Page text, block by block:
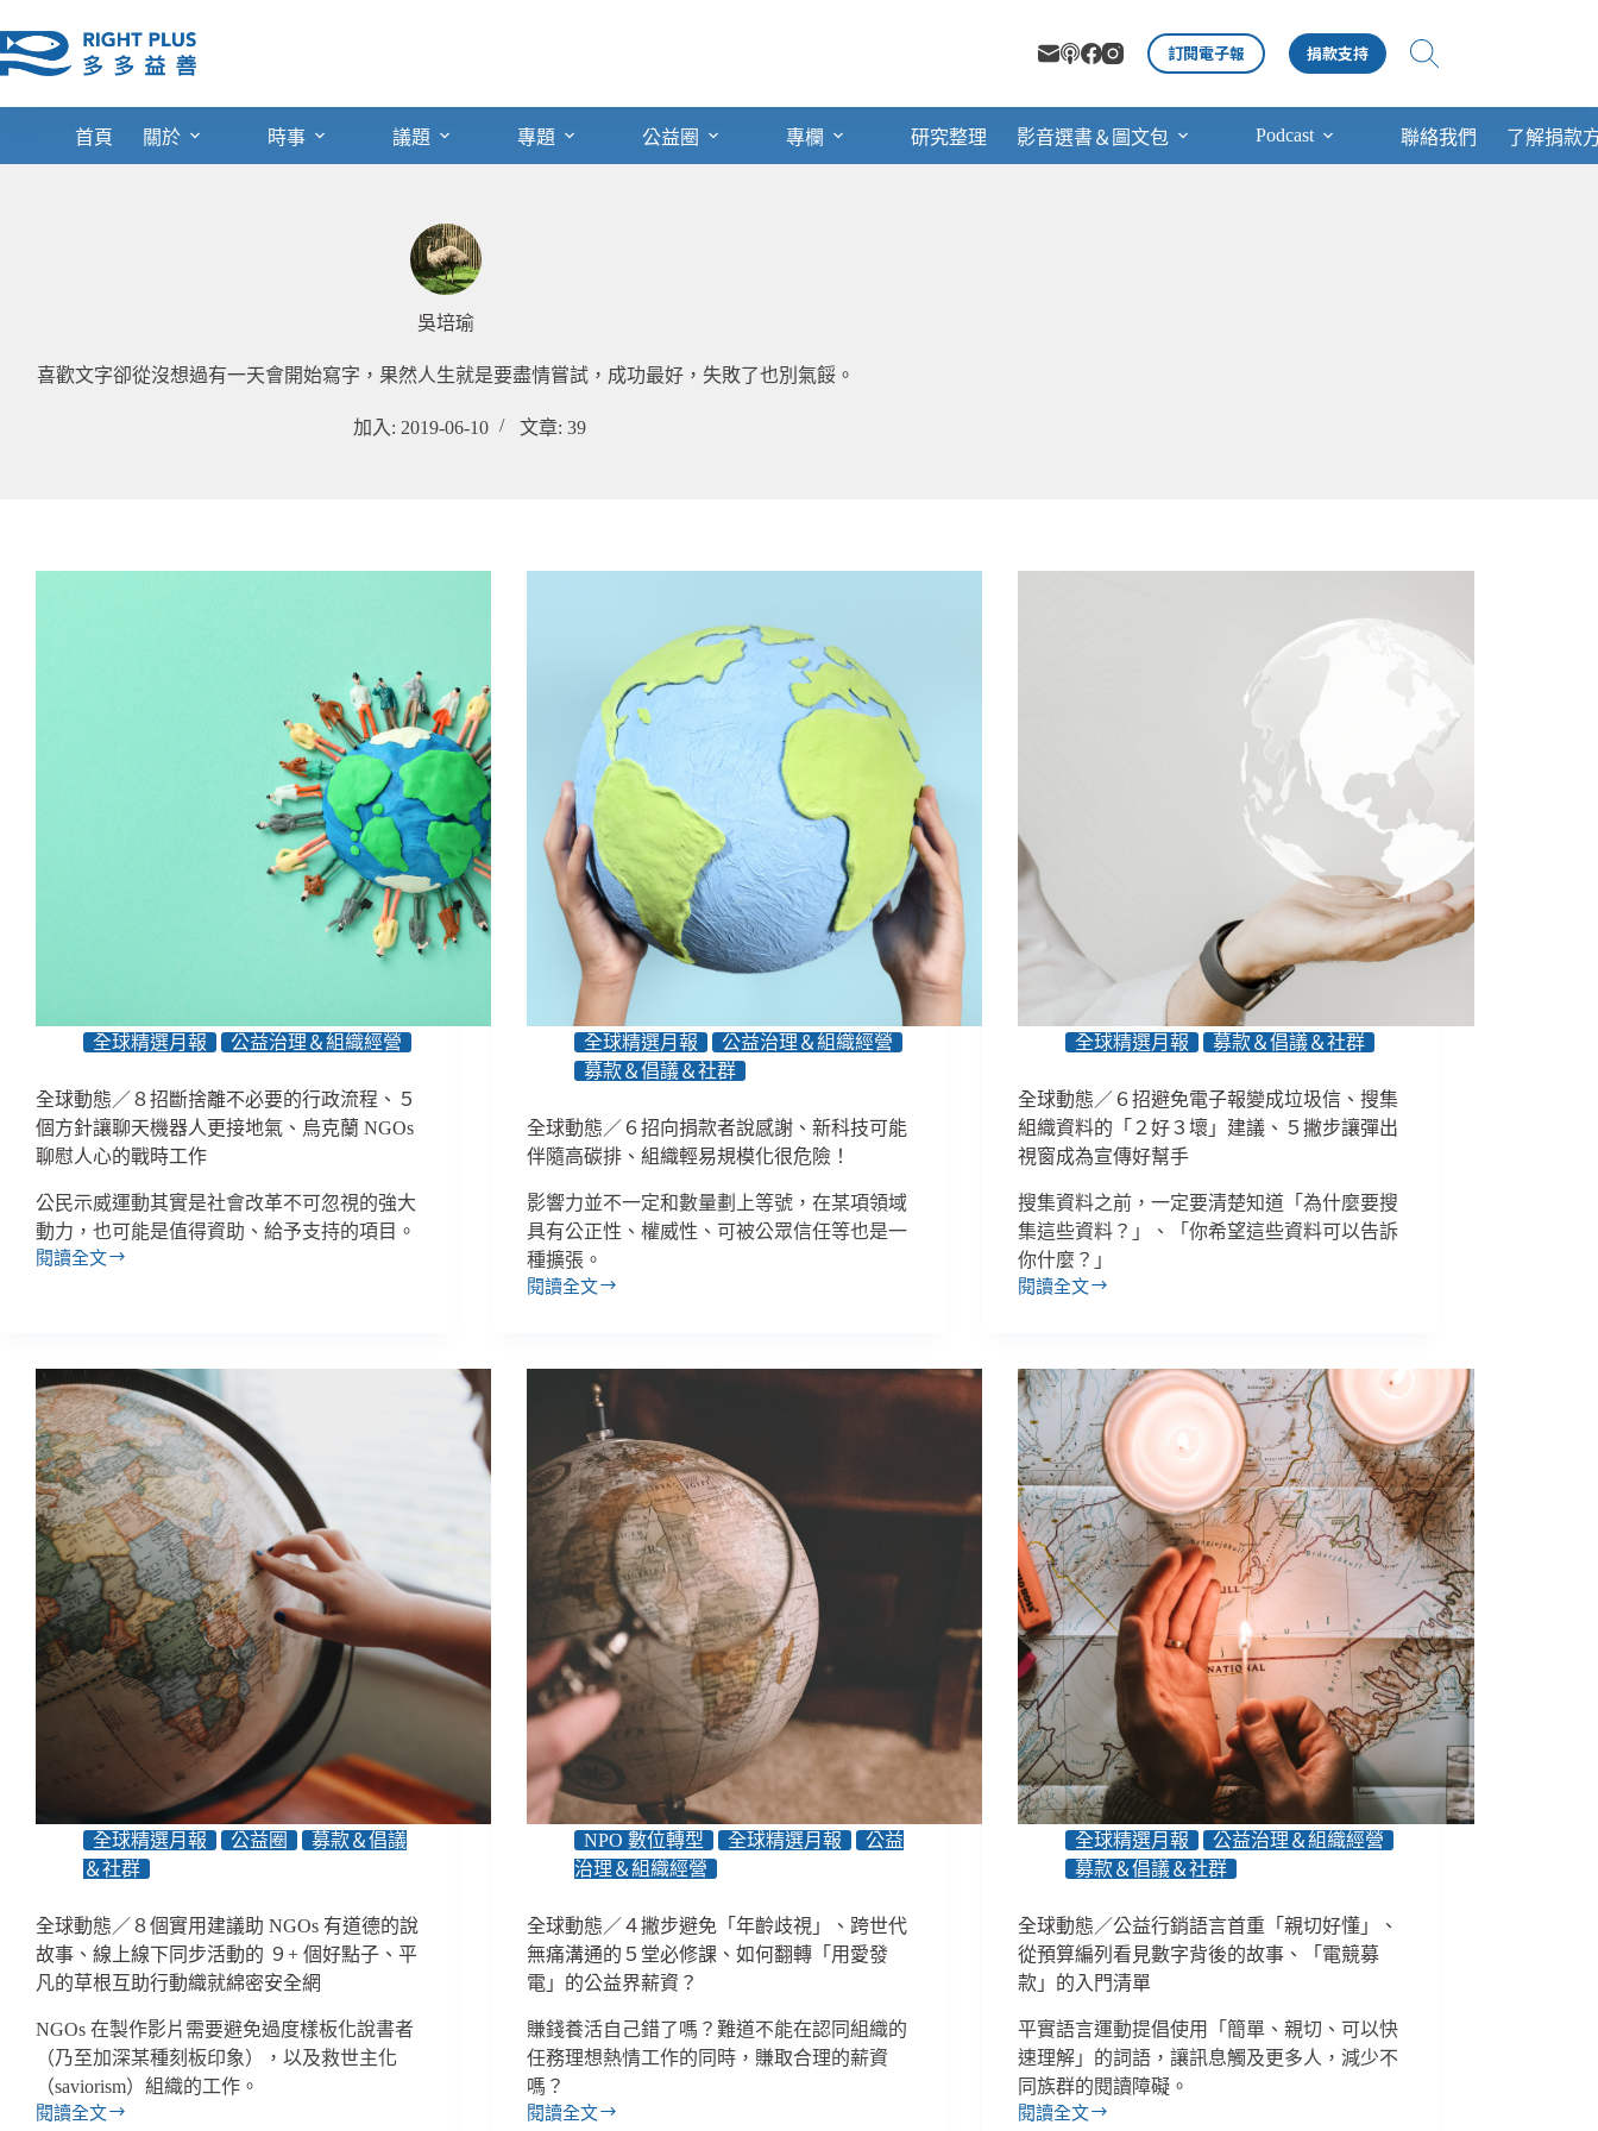
至
主
訂閱電子報 捐款支持
首頁 關於 時事 議題 專題 公益圈 專欄 研究整理 影音選書＆圖文包 Podcast 聯絡我們 了解捐款
吳培瑜
喜歡文字卻從沒想過有一天會開始寫字，果然人生就是要盡情嘗試，成功最好，失敗了也別氣餒。
加入: 2019-06-10 文章: 39
全球精選月報 公益治理＆組織經營
全球動態／８招斷捨離不必要的行政流程、５
個方針讓聊天機器人更接地氣、烏克蘭 NGOs
聊慰人心的戰時工作
公民示威運動其實是社會改革不可忽視的強大
動力，也可能是值得資助、給予支持的項目。
閱讀全文
全
／
８
招
斷
捨
離
不
必
要
的
行
政
流
程、
器
人
更
接
烏
克
蘭
全球精選月報
公益治理＆組織經營
募款＆倡議＆社群
全球動態／６招向捐款者說感謝、新科技可能
伴隨高碳排、組織輕易規模化很危險！
影響力並不一定和數量劃上等號，在某項領域
具有公正性、權威性、可被公眾信任等也是一
種擴張。
閱讀全文
全
態
向
捐
款
新
科
技
可
能
伴
高
織
輕
易
規
模
化
很
危
險！
全球精選月報 募款＆倡議＆社群
全球動態／６招避免電子報變成垃圾信、搜集
組織資料的「２好３壞」建議、５撇步讓彈出
視窗成為宣傳好幫手
搜集資料之前，一定要清楚知道「為什麼要搜
集這些資料？」、「你希望這些資料可以告訴
你什麼？」
閱讀全文
全
態
／
６
招
避
免
電
子
報
變
成
垃
圾
信、
搜
集
組
織
資
好
３
壞」
建
議、
５
撇
步
讓
全球精選月報 公益圈
募款＆倡議
＆社群
全球動態／８個實用建議助 NGOs 有道德的說
故事、線上線下同步活動的 ９+ 個好點子、平
凡的草根互助行動織就綿密安全網
NGOs 在製作影片需要避免過度樣板化說書者
（乃至加深某種刻板印象），以及救世主化
（saviorism）組織的工作。
閱讀全文
全
NPO 數位轉型 全球精選月報
公益
治理＆組織經營
全球動態／４撇步避免「年齡歧視」、跨世代
無痛溝通的５堂必修課、如何翻轉「用愛發
電」的公益界薪資？
賺錢養活自己錯了嗎？難道不能在認同組織的
任務理想熱情工作的同時，賺取合理的薪資
嗎？
閱讀全文
全
全球精選月報
公益治理＆組織經營
募款＆倡議＆社群
全球動態／公益行銷語言首重「親切好懂」、
從預算編列看見數字背後的故事、「電競募
款」的入門清單
平實語言運動提倡使用「簡單、親切、可以快
速理解」的詞語，讓訊息觸及更多人，減少不
同族群的閱讀障礙。
閱讀全文
全